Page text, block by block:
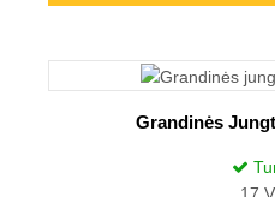
Grandinės
17